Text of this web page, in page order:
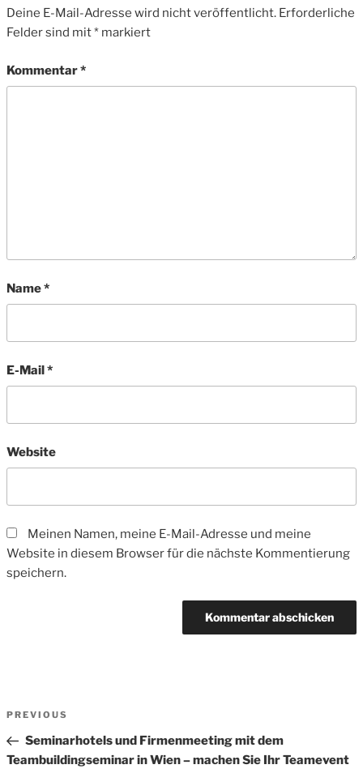
Deine E-Mail-Adresse wird nicht veröffentlicht. Erforderliche
Felder sind mit* markiert
Kommentar*
Name*
E-Mail*
Website
Meinen Namen, meine E-Mail-Adresse und meine
Website in diesem Browser für die nächste Kommentierung
speichern.
Beitrags-
Previous
Post
PREVIOUS
Seminarhotels und Firmenmeeting mit dem
Teambuildingseminar in Wien – machen Sie Ihr Teamevent